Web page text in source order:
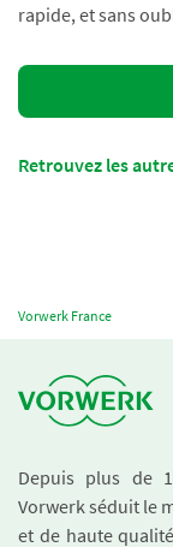
rapide, et sans
Retrouvez les
Vorwerk France
Depuis plus de
Vorwerk séduit le
et de haute